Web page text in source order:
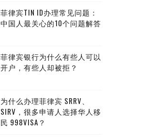
菲律宾TIN ID办理常见问题：
中国人最关心的10个问题解答
菲律宾银行为什么有些人可以
开户，有些人却被拒？
为什么办理菲律宾 SRRV、
SIRV，很多申请人选择华人移
民 998VISA？